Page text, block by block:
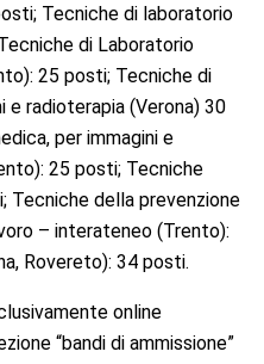
Tecniche di laboratorio
di Laboratorio
25 posti; Tecniche di
e radioterapia (Verona) 30
per immagini e
25 posti; Tecniche
Tecniche della prevenzione
– interateneo (Trento):
Rovereto): 34 posti.
online
“bandi di ammissione”